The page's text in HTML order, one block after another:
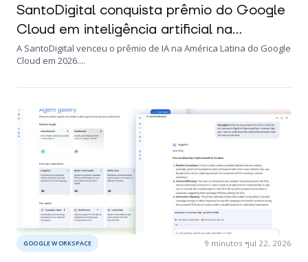
SantoDigital conquista prêmio do Google
Cloud em inteligência artificial na...
A SantoDigital venceu o prêmio de IA na América Latina do Google
Cloud em 2026....
GOOGLE WORKSPACE 9 minutos jul 22, 2026